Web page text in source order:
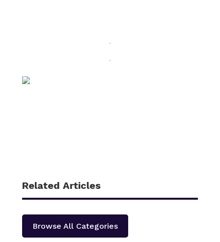
Related Articles
Browse All Categories